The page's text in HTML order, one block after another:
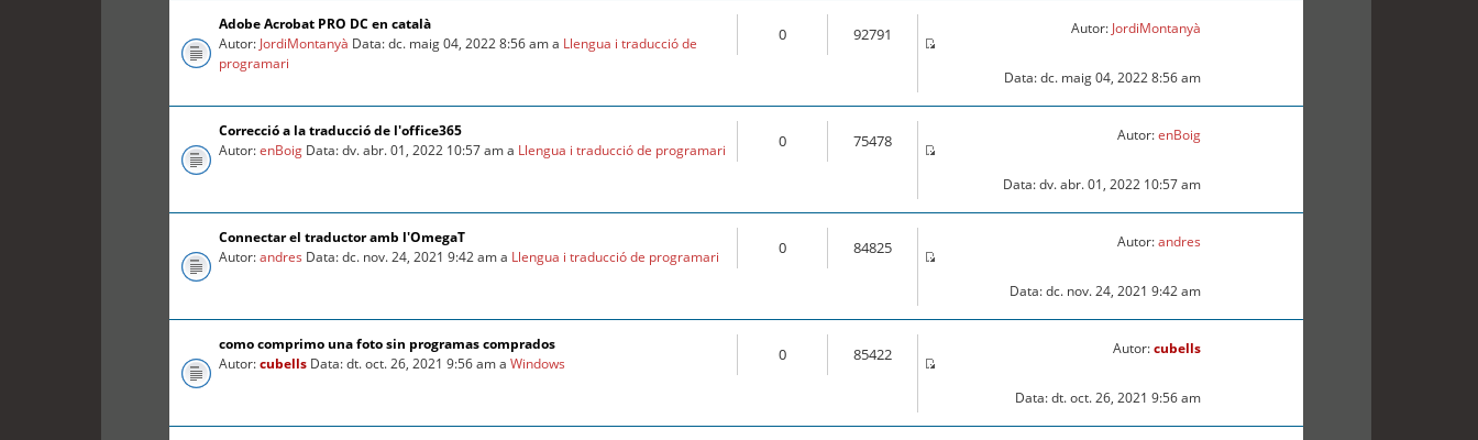
Adobe Acrobat PRO DC en català
Autor: JordiMontanyà Data: dc. maig 04, 2022 8:56 am a Llengua i traducció de
programari
0 92791 Autor: JordiMontanyà
Data: dc. maig 04, 2022 8:56 am
Correcció a la traducció de l'office365
Autor:enBoig Data: dv. abr. 01, 2022 10:57 am a Llengua i traducció de programari 0 75478 Autor:enBoig
Data: dv. abr. 01, 2022 10:57 am
Connectar el traductor amb l'OmegaT
Autor:andres Data: dc. nov. 24, 2021 9:42 am a Llengua i traducció de programari 0 84825 Autor:andres
Data: dc. nov. 24, 2021 9:42 am
como comprimo una foto sin programas comprados
Autor:cubells Data: dt. oct. 26, 2021 9:56 am aWindows 0 85422 Autor:cubells
Data: dt. oct. 26, 2021 9:56 am